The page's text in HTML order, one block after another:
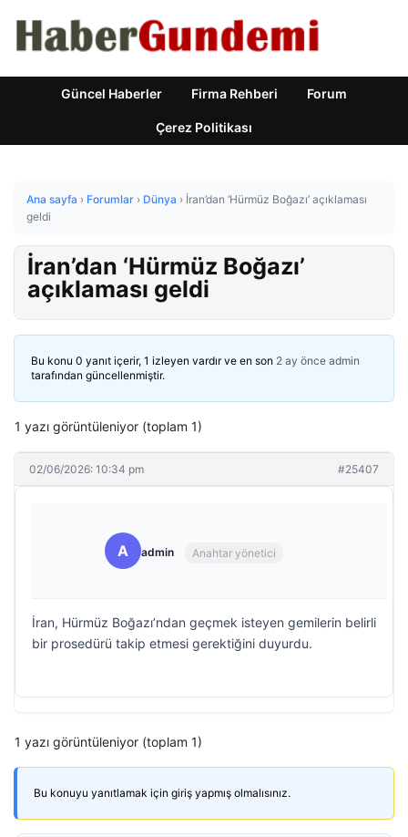
Güncel Haberler Firma Rehberi Forum
Çerez Politikası
Ana sayfa › Forumlar › Dünya › İran’dan ‘Hürmüz Boğazı’ açıklaması
geldi
İran’dan ‘Hürmüz Boğazı’
açıklaması geldi
Bu konu 0 yanıt içerir, 1 izleyen vardır ve en son 2 ay önce admin
tarafından güncellenmiştir.
1 yazı görüntüleniyor (toplam 1)
02/06/2026: 10:34 pm #25407
A admin Anahtar yönetici
İran, Hürmüz Boğazı’ndan geçmek isteyen gemilerin belirli
bir prosedürü takip etmesi gerektiğini duyurdu.
1 yazı görüntüleniyor (toplam 1)
Bu konuyu yanıtlamak için giriş yapmış olmalısınız.